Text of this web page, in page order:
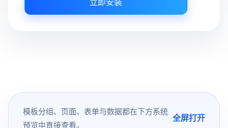
立即安装
模板分组、页面、表单与数据都在下方系统
预览中直接查看。
全屏打开